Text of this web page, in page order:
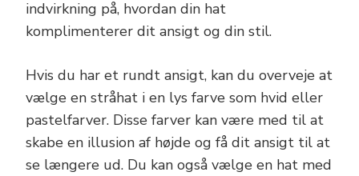
indvirkning på, hvordan din hat
komplimenterer dit ansigt og din stil.
Hvis du har et rundt ansigt, kan du overveje at
vælge en stråhat i en lys farve som hvid eller
pastelfarver. Disse farver kan være med til at
skabe en illusion af højde og få dit ansigt til at
se længere ud. Du kan også vælge en hat med